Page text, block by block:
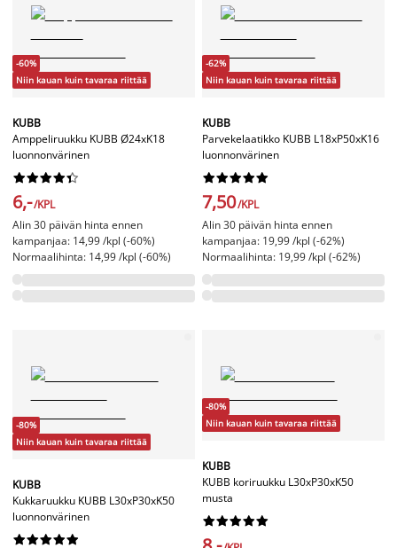
-60%
Niin kauan kuin tavaraa riittää
KUBB
Amppeliruukku KUBB Ø24xK18
luonnonvärinen






6,-/KPL
Alin 30 päivän hinta ennen
kampanjaa: 14,99 /kpl (-60%)
Normaalihinta: 14,99 /kpl (-60%)
-62%
Niin kauan kuin tavaraa riittää
KUBB
Parvekelaatikko KUBB L18xP50xK16
luonnonvärinen






7,50/KPL
Alin 30 päivän hinta ennen
kampanjaa: 19,99 /kpl (-62%)
Normaalihinta: 19,99 /kpl (-62%)
-80%
Niin kauan kuin tavaraa riittää
KUBB
Kukkaruukku KUBB L30xP30xK50
luonnonvärinen






-80%
Niin kauan kuin tavaraa riittää
KUBB
KUBB koriruukku L30xP30xK50
musta





